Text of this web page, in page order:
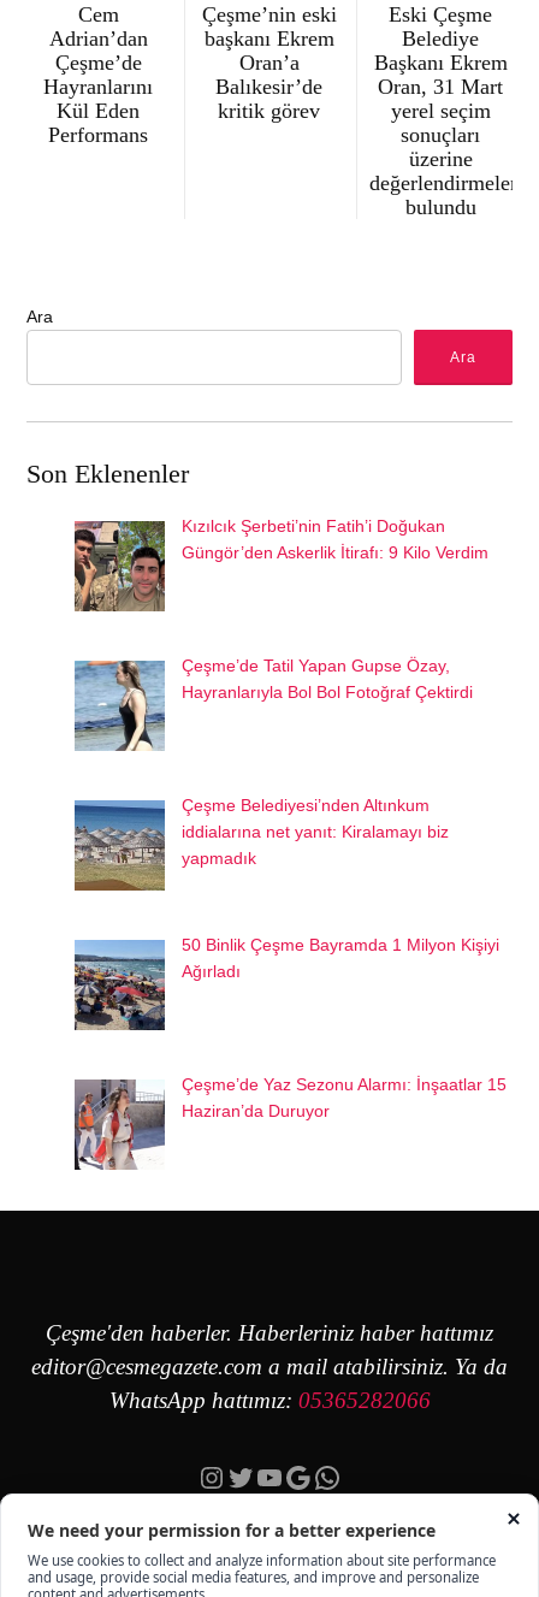
Cem
Adrian’dan
Çeşme’de
Hayranlarını
Kül Eden
Performans
Çeşme’nin eski
başkanı Ekrem
Oran’a
Balıkesir’de
kritik görev
Eski Çeşme
Belediye
Başkanı Ekrem
Oran, 31 Mart
yerel seçim
sonuçları
üzerine
değerlendirmelerde
bulundu
Ara
Ara
Son Eklenenler
Kızılcık Şerbeti’nin Fatih’i Doğukan
Güngör’den Askerlik İtirafı: 9 Kilo Verdim
Çeşme’de Tatil Yapan Gupse Özay,
Hayranlarıyla Bol Bol Fotoğraf Çektirdi
Çeşme Belediyesi’nden Altınkum
iddialarına net yanıt: Kiralamayı biz
yapmadık
50 Binlik Çeşme Bayramda 1 Milyon Kişiyi
Ağırladı
Çeşme’de Yaz Sezonu Alarmı: İnşaatlar 15
Haziran’da Duruyor
Çeşme'den haberler. Haberleriniz haber hattımız
editor@cesmegazete.com a mail atabilirsiniz. Ya da
WhatsApp hattımız: 05365282066
Instagram
Twitter
YouTube
Google
https://wa.me/